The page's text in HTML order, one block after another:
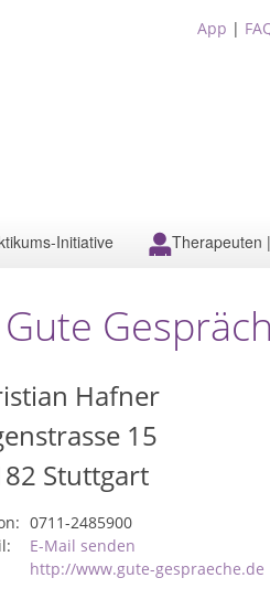
App |
Initiative Therapeuten
Hafner
15
Stuttgart
0711-2485900
E-Mail senden
http://www.gute-gespraeche.de